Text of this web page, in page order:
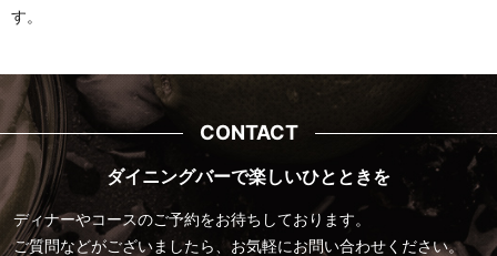
す。
CONTACT
ダイニングバーで楽しいひとときを
ディナーやコースのご予約をお待ちしております。
ご質問などがございましたら、お気軽にお問い合わせください。